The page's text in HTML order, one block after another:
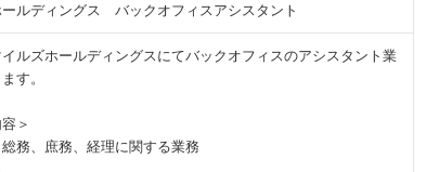
ールディングス バックオフィスアシスタント
ルズホールディングスにてバックオフィスのアシスタント業
す。
＞
総務、庶務、経理に関する業務